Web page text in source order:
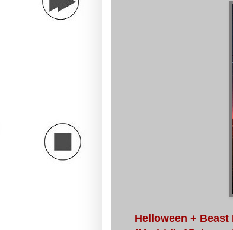
Helloween +